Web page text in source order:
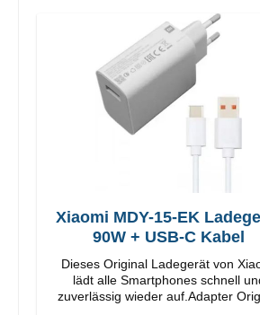
Xiaomi MDY-15-EK
90W + USB-C Kabel
Dieses Original Ladegerät von
lädt alle Smartphones schnell
zuverlässig wieder auf.Adapter